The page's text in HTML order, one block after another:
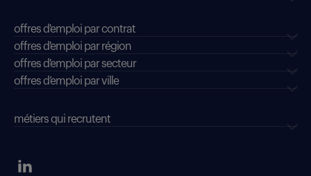
offres d'emploi par contrat
offres d'emploi par région
offres d'emploi par secteur
offres d’emploi par ville
métiers qui recrutent